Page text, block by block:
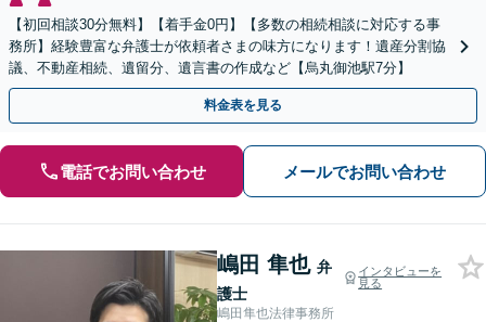
【初回相談30分無料】【着手金0円】【多数の相続相談に対応する事
務所】経験豊富な弁護士が依頼者さまの味方になります！遺産分割協
議、不動産相続、遺留分、遺言書の作成など【烏丸御池駅7分】
料金表を見る
電話でお問い合わせ メールでお問い合わせ
嶋田 隼也 弁
護士
インタビューを
見る
嶋田隼也法律事務所